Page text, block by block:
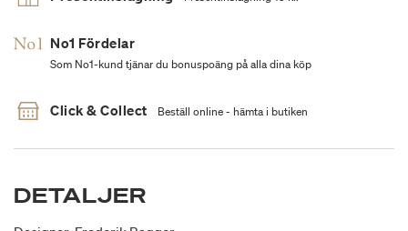
No1 Fördelar
Som No1-kund tjänar du bonuspoäng på alla dina köp
Click & Collect Beställ online - hämta i butiken
DETALJER